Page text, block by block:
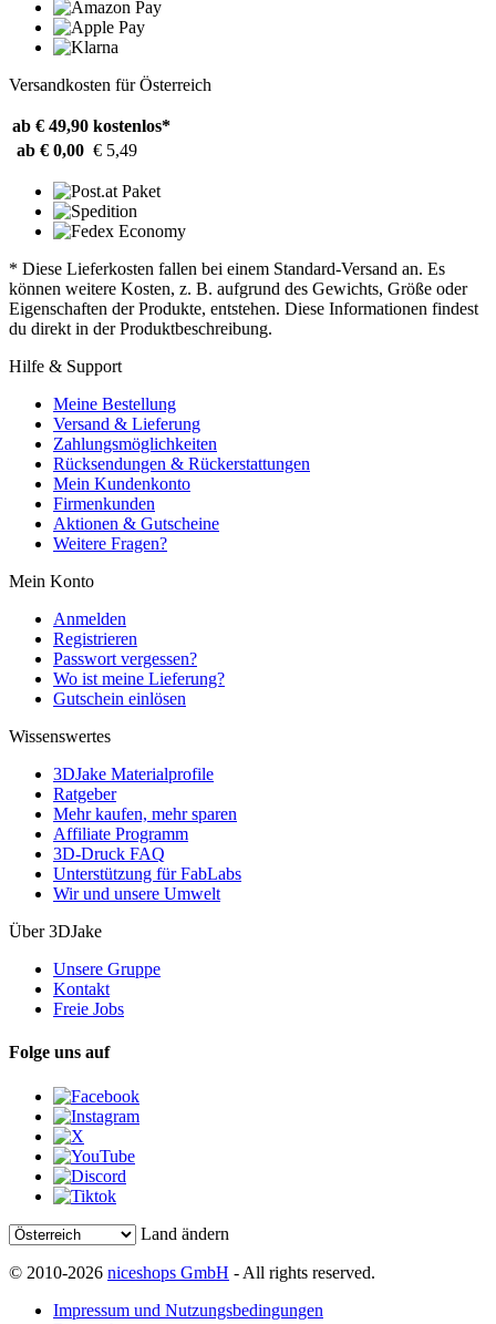
Versandkosten für Österreich
ab € 49,90 kostenlos*
ab € 0,00 € 5,49
* Diese Lieferkosten fallen bei einem Standard-Versand an. Es
können weitere Kosten, z. B. aufgrund des Gewichts, Größe oder
Eigenschaften der Produkte, entstehen. Diese Informationen findest
du direkt in der Produktbeschreibung.
Hilfe & Support
Meine Bestellung
Versand & Lieferung
Zahlungsmöglichkeiten
Rücksendungen & Rückerstattungen
Mein Kundenkonto
Firmenkunden
Aktionen & Gutscheine
Weitere Fragen?
Mein Konto
Anmelden
Registrieren
Passwort vergessen?
Wo ist meine Lieferung?
Gutschein einlösen
Wissenswertes
3DJake Materialprofile
Ratgeber
Mehr kaufen, mehr sparen
Affiliate Programm
3D-Druck FAQ
Unterstützung für FabLabs
Wir und unsere Umwelt
Über 3DJake
Unsere Gruppe
Kontakt
Freie Jobs
Folge uns auf
Land ändern
© 2010-2026 niceshops GmbH - All rights reserved.
Impressum und Nutzungsbedingungen